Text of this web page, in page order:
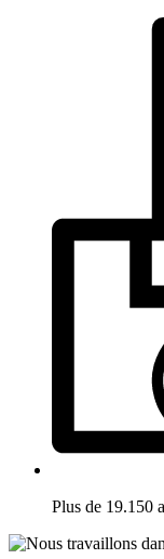
Plus de 19.150